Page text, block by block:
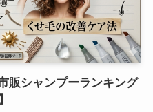
販シャンプーランキング